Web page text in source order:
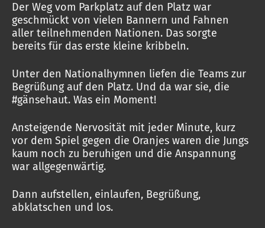
Der Weg vom Parkplatz auf den Platz war
geschmückt von vielen Bannern und Fahnen
aller teilnehmenden Nationen. Das sorgte
bereits für das erste kleine kribbeln.
Unter den Nationalhymnen liefen die Teams zur
Begrüßung auf den Platz. Und da war sie, die
#gänsehaut. Was ein Moment!
Ansteigende Nervosität mit jeder Minute, kurz
vor dem Spiel gegen die Oranjes waren die Jungs
kaum noch zu beruhigen und die Anspannung
war allgegenwärtig.
Dann aufstellen, einlaufen, Begrüßung,
abklatschen und los.